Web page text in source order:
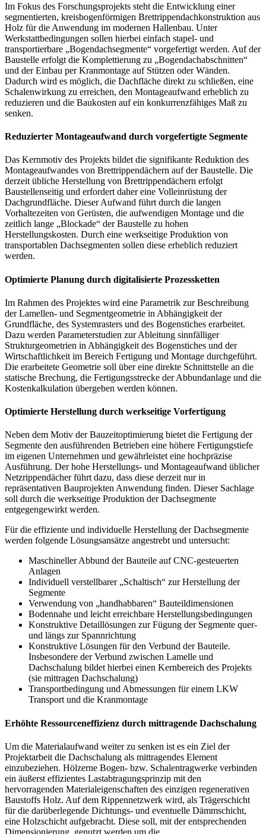
Im Fokus des Forschungsprojekts steht die Entwicklung einer
segmentierten, kreisbogenförmigen Brettrippendachkonstruktion aus
Holz für die Anwendung im modernen Hallenbau. Unter
Werkstattbedingungen sollen hierbei einfach stapel- und
transportierbare „Bogendachsegmente“ vorgefertigt werden. Auf der
Baustelle erfolgt die Komplettierung zu „Bogendachabschnitten“
und der Einbau per Kranmontage auf Stützen oder Wänden.
Dadurch wird es möglich, die Dachfläche direkt zu schließen, eine
Schalenwirkung zu erreichen, den Montageaufwand erheblich zu
reduzieren und die Baukosten auf ein konkurrenzfähiges Maß zu
senken.
Reduzierter Montageaufwand durch vorgefertigte Segmente
Das Kernmotiv des Projekts bildet die signifikante Reduktion des
Montageaufwandes von Brettrippendächern auf der Baustelle. Die
derzeit übliche Herstellung von Brettrippendächern erfolgt
Baustellenseitig und erfordert daher eine Volleinrüstung der
Dachgrundfläche. Dieser Aufwand führt durch die langen
Vorhaltezeiten von Gerüsten, die aufwendigen Montage und die
zeitlich lange „Blockade“ der Baustelle zu hohen
Herstellungskosten. Durch eine werkseitige Produktion von
transportablen Dachsegmenten sollen diese erheblich reduziert
werden.
Optimierte Planung durch digitalisierte Prozessketten
Im Rahmen des Projektes wird eine Parametrik zur Beschreibung
der Lamellen- und Segmentgeometrie in Abhängigkeit der
Grundfläche, des Systemrasters und des Bogenstiches erarbeitet.
Dazu werden Parameterstudien zur Ableitung sinnfälliger
Strukturgeometrien in Abhängigkeit des Bogenstiches und der
Wirtschaftlichkeit im Bereich Fertigung und Montage durchgeführt.
Die erarbeitete Geometrie soll über eine direkte Schnittstelle an die
statische Brechung, die Fertigungsstrecke der Abbundanlage und die
Kostenkalkulation übergeben werden können.
Optimierte Herstellung durch werkseitige Vorfertigung
Neben dem Motiv der Bauzeitoptimierung bietet die Fertigung der
Segmente den ausführenden Betrieben eine höhere Fertigungstiefe
im eigenen Unternehmen und gewährleistet eine hochpräzise
Ausführung. Der hohe Herstellungs- und Montageaufwand üblicher
Netzrippendächer führt dazu, dass diese derzeit nur in
repräsentativen Bauprojekten Anwendung finden. Dieser Sachlage
soll durch die werkseitige Produktion der Dachsegmente
entgegengewirkt werden.
Für die effiziente und individuelle Herstellung der Dachsegmente
werden folgende Lösungsansätze angestrebt und untersucht:
Maschineller Abbund der Bauteile auf CNC-gesteuerten
Anlagen
Individuell verstellbarer „Schaltisch“ zur Herstellung der
Segmente
Verwendung von „handhabbaren“ Bauteildimensionen
Bodennahe und leicht erreichbare Herstellungsbedingungen
Konstruktive Detaillösungen zur Fügung der Segmente quer-
und längs zur Spannrichtung
Konstruktive Lösungen für den Verbund der Bauteile.
Insbesondere der Verbund zwischen Lamelle und
Dachschalung bildet hierbei einen Kernbereich des Projekts
(sie mittragen Dachschalung)
Transportbedingung und Abmessungen für einem LKW
Transport und die Kranmontage
Erhöhte Ressourceneffizienz durch mittragende Dachschalung
Um die Materialaufwand weiter zu senken ist es ein Ziel der
Projektarbeit die Dachschalung als mittragendes Element
einzubeziehen. Hölzerne Bogen- bzw. Schalentragwerke verbinden
ein äußerst effizientes Lastabtragungsprinzip mit den
hervorragenden Materialeigenschaften des einzigen regenerativen
Baustoffs Holz. Auf dem Rippennetzwerk wird, als Trägerschicht
für die darüberlegende Dichtungs- und eventuelle Dämmschicht,
eine Holzschicht aufgebracht. Diese soll, mit der entsprechenden
Dimensionierung, genutzt werden um die